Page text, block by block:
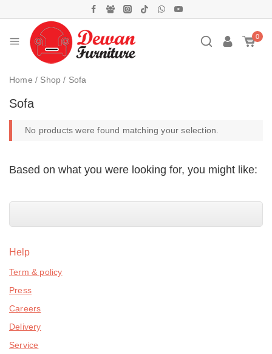
0
Home / Shop / Sofa
Sofa
No products were found matching your selection.
Based on what you were looking for, you might like:
Help
Term & policy
Press
Careers
Delivery
Service